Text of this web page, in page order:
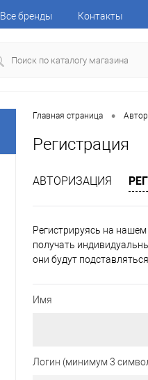
Все бренды Контакты
Главная страница •
Регистрация
АВТОРИЗАЦИЯ
Регистрируясь на
получать
они будут
Имя
Логин (минимум 3